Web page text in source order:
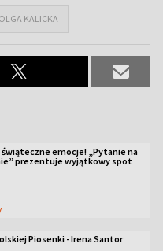
KALICKA
świąteczne emocje! „Pytanie na
prezentuje wyjątkowy spot
Piosenki - Irena Santor